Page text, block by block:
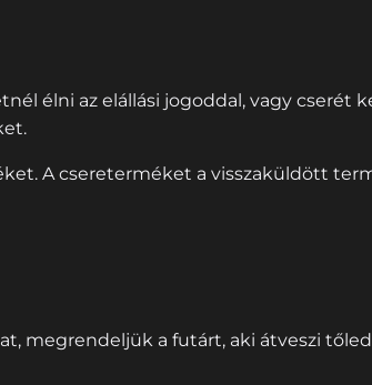
élni az elállási jogoddal, vagy cserét
A csereterméket a visszaküldött
megrendeljük a futárt, aki átveszi